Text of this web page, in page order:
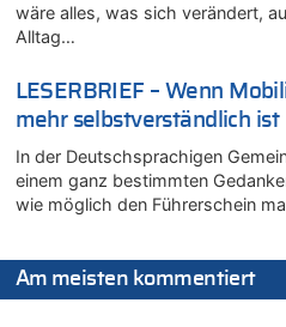
06.08.2026 - 20:16 von
AS Eupen: „Keiner weiß, wohin
06.08.2026 - 19:17 von Guido
Zweite Hitzewelle in diesem
Zweite Hitzewelle in diesem
06.08.2026 - 18:40 von
Felice Mazzu soll Cheftrainer
Zweite Hitzewelle in diesem
wäre alles, was sich verändert,
Alltag…
LESERBRIEF – Wenn
mehr selbstverständlich ist
In der Deutschsprachigen
einem ganz bestimmten
wie möglich den Führerschein
Am meisten kommentiert